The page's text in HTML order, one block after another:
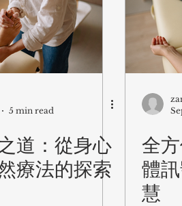
5 min read
道：從身心
療法的探索
全
體
慧